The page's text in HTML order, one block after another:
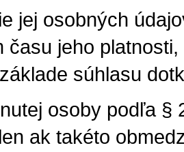
jej osobných
času jeho
súhlasu
osoby podľa §
ak takéto